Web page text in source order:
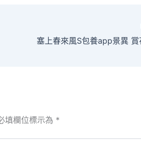
填欄位標示為 *